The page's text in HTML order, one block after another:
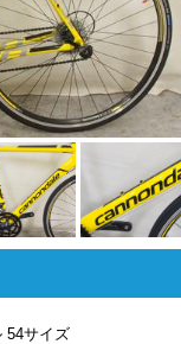
54サイズ